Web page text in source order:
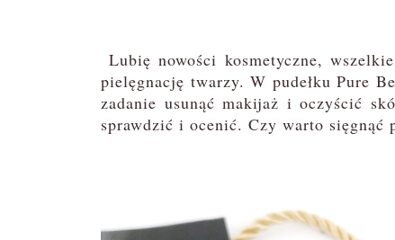
Lubię nowości kosmetyczne,
pielęgnację twarzy. W pudełku Pure
zadanie usunąć makijaż i oczyścić
sprawdzić i ocenić. Czy warto sięgnąć